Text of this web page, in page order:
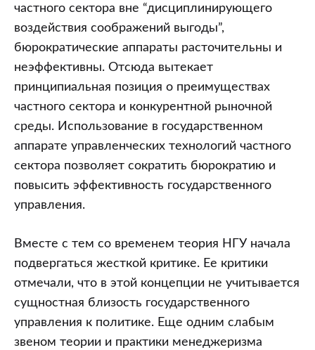
частного сектора вне “дисциплинирующего
воздействия соображений выгоды”,
бюрократические аппараты расточительны и
неэффективны. Отсюда вытекает
принципиальная позиция о преимуществах
частного сектора и конкурентной рыночной
среды. Использование в государственном
аппарате управленческих технологий частного
сектора позволяет сократить бюрократию и
повысить эффективность государственного
управления.
Вместе с тем со временем теория НГУ начала
подвергаться жесткой критике. Ее критики
отмечали, что в этой концепции не учитывается
сущностная близость государственного
управления к политике. Еще одним слабым
звеном теории и практики менеджеризма